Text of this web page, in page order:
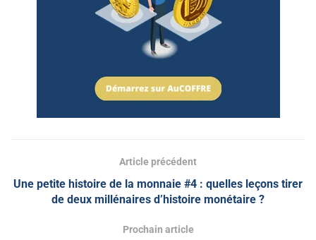
Article précédent
Une petite histoire de la monnaie #4 : quelles leçons tirer
de deux millénaires d’histoire monétaire ?
Prochain article